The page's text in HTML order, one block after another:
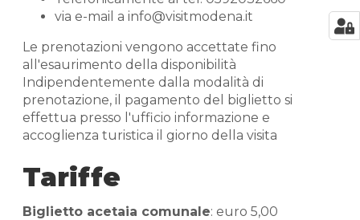
via e-mail a info@visitmodena.it
Le prenotazioni vengono accettate fino
all'esaurimento della disponibilità
Indipendentemente dalla modalità di
prenotazione, il pagamento del biglietto si
effettua presso l'ufficio informazione e
accoglienza turistica il giorno della visita
Tariffe
Biglietto acetaia comunale: euro 5,00